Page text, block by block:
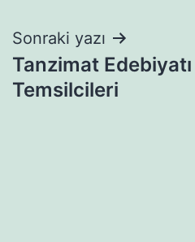
Sonraki yazı
Tanzimat
Temsilcileri